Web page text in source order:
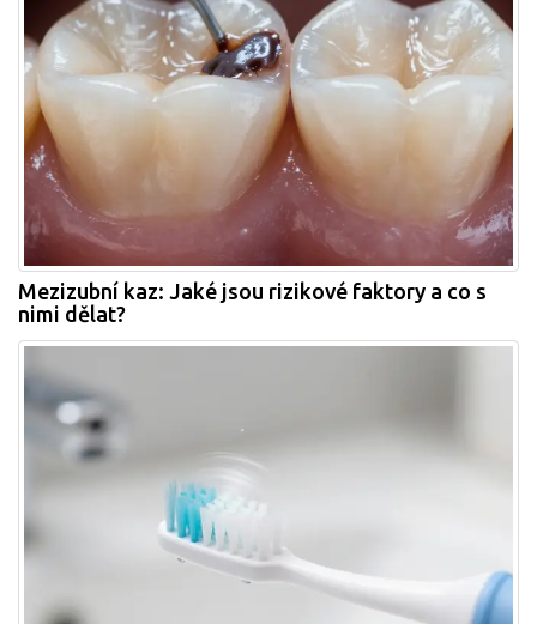
Mezizubní kaz: Jaké jsou rizikové faktory a co s
nimi dělat?